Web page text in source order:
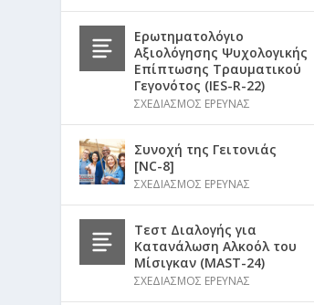
Ερωτηματολόγιο
Αξιολόγησης Ψυχολογικής
Επίπτωσης Τραυματικού
Γεγονότος (IES-R-22)
ΣΧΕΔΙΑΣΜΟΣ ΕΡΕΥΝΑΣ
Συνοχή της Γειτονιάς
[NC-8]
ΣΧΕΔΙΑΣΜΟΣ ΕΡΕΥΝΑΣ
Τεστ Διαλογής για
Κατανάλωση Αλκοόλ του
Μίσιγκαν (MAST-24)
ΣΧΕΔΙΑΣΜΟΣ ΕΡΕΥΝΑΣ